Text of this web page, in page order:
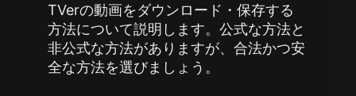
TVerの動画をダウンロード・保存する
方法について説明します。公式な方法と
非公式な方法がありますが、合法かつ安
全な方法を選びましょう。